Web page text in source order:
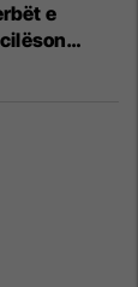
e